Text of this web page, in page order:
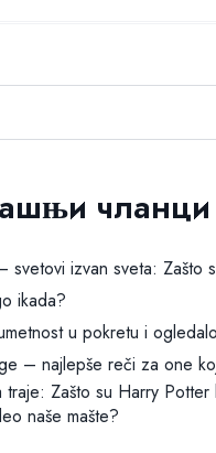
чланци
svetovi izvan sveta: Zašto
ikada?
u pokretu i
– najlepše reči za one
traje: Zašto su Harry Potter
naše mašte?